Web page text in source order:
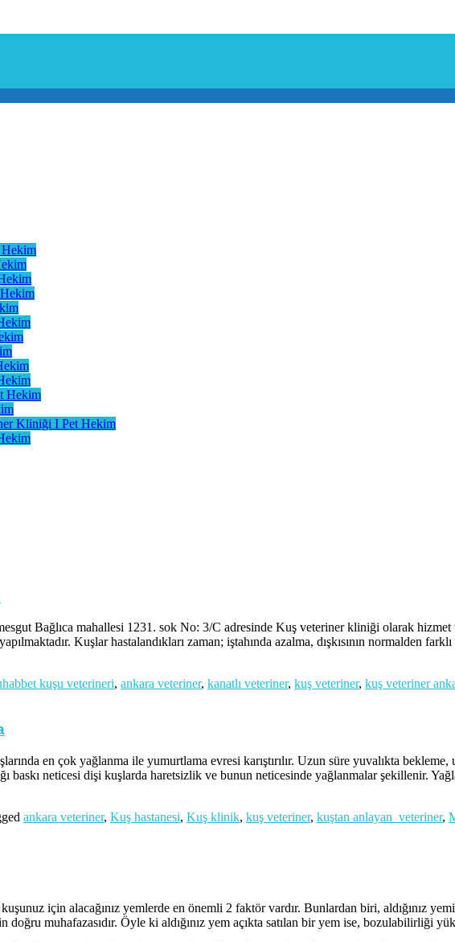
Hekim
Kliniği I Pet Hekim
Bağlıca mahallesi 1231. sok No: 3/C adresinde Kuş veteriner kliniği olarak hizmet
Kuşlar hastalandıkları zaman; iştahında azalma, dışkısının normalden
kuşu veterineri, ankara veteriner, kanatlı veteriner, kuş veteriner, kuş veteriner
en çok yağlanma ile yumurtlama evresi karıştırılır. Uzun süre yuvalıkta
baskı neticesi dişi kuşlarda haretsizlik ve bunun neticesinde yağlanmalar şekillenir.
ankara veteriner, Kuş hastanesi, Kuş klinik, kuş veteriner, kuştan anlayan veteriner,
için alacağınız yemlerde en önemli 2 faktör vardır. Bunlardan biri, aldığınız
doğru muhafazasıdır. Öyle ki aldığınız yem açıkta satılan bir yem ise, bozulabilirliği